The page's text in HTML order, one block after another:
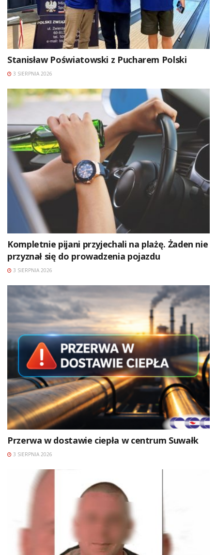
Stanisław Poświatowski z Pucharem Polski
3 SIERPNIA 2026
Kompletnie pijani przyjechali na plażę. Żaden nie
przyznał się do prowadzenia pojazdu
3 SIERPNIA 2026
Przerwa w dostawie ciepła w centrum Suwałk
3 SIERPNIA 2026